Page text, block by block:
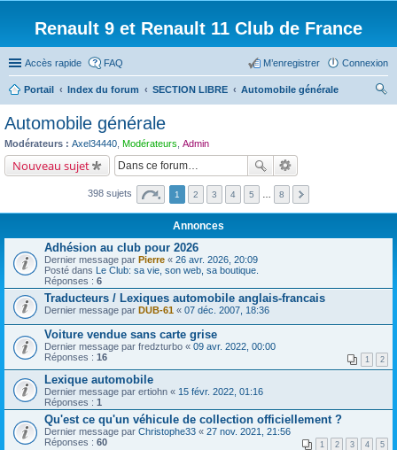
Renault 9 et Renault 11 Club de France
Accès rapide FAQ Connexion
M’enregistrer
Portail Index du forum SECTION LIBRE
Automobile générale
Automobile générale
Modérateurs : Axel34440 Modérateurs Admin
Nouveau sujet
398 sujets 1 2 3 4 5 8
Annonces
Adhésion au club pour 2026
Dernier message par Pierre « 26 avr. 2026, 20:09
Posté dans Le Club: sa vie, son web, sa boutique.
Réponses : 6
Traducteurs / Lexiques automobile anglais-francais
Dernier message par DUB-61 « 07 déc. 2007, 18:36
Voiture vendue sans carte grise
Dernier message par fredzturbo « 09 avr. 2022, 00:00
Réponses : 16 1 2
Lexique automobile
Dernier message par ertiohn « 15 févr. 2022, 01:16
Réponses : 1
Qu'est ce qu'un véhicule de collection officiellement ?
Dernier message par Christophe33 « 27 nov. 2021, 21:56
Réponses : 60 1 2 3 4 5